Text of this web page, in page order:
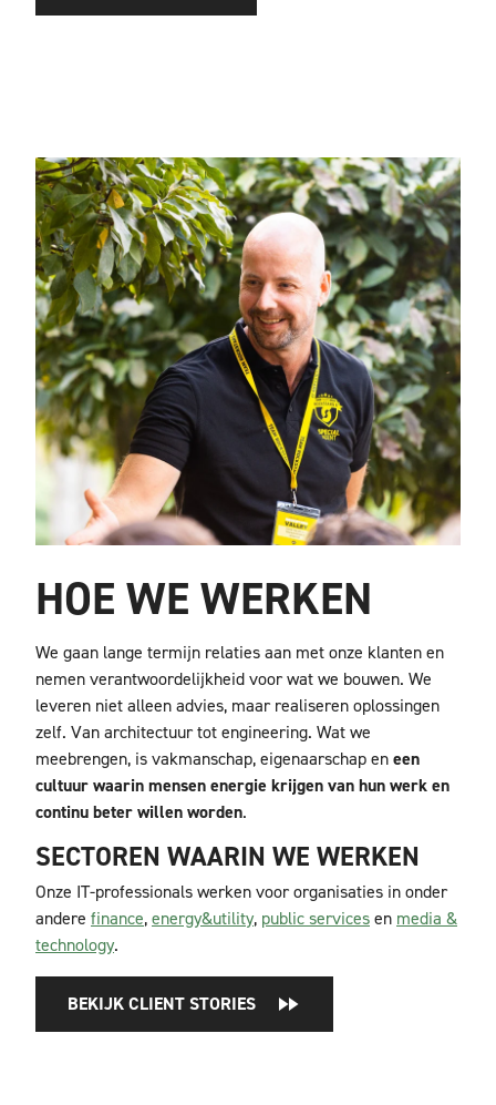
HOE WE WERKEN
We gaan lange termijn relaties aan met onze klanten en
nemen verantwoordelijkheid voor wat we bouwen. We
leveren niet alleen advies, maar realiseren oplossingen
zelf. Van architectuur tot engineering. Wat we
meebrengen, is vakmanschap, eigenaarschap eneen
cultuur waarin mensen energie krijgen van hun werk en
continu beter willen worden.
SECTOREN WAARIN WE WERKEN
Onze IT-professionals werken voor organisaties in onder
andere finance,energy&utility, publicservicesen media &
technology.
BEKIJK CLIENT STORIES